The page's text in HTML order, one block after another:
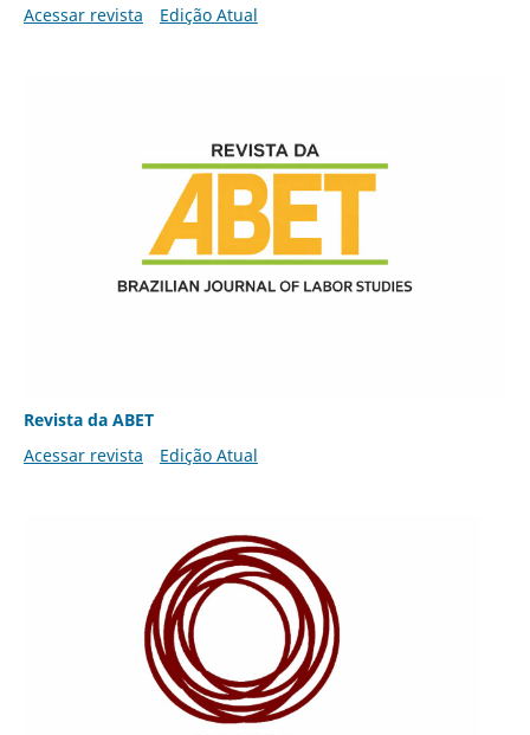
Acessar revista Edição Atual
Revista da ABET
Acessar revista
Edição Atual